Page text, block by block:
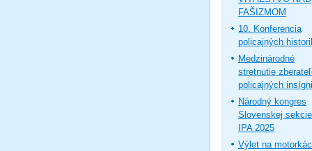
FAŠIZMOM
10. Konferencia
policajných
Medzinárodné
stretnutie
policajných
Národný kongres
Slovenskej sekcie
IPA 2025
Výlet na